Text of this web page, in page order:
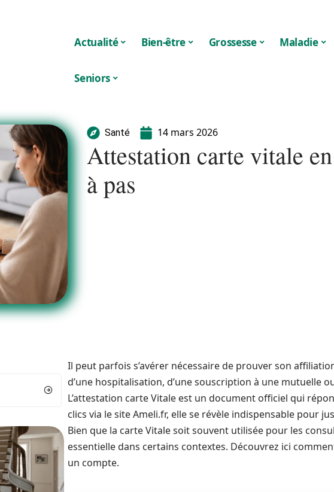
Actualité Bien-être Grossesse Maladie
Seniors
Santé 14 mars 2026
Attestation carte vitale
à pas
Il peut parfois s’avérer nécessaire de prouver son
d’une hospitalisation, d’une souscription à une mutuelle
L’attestation carte Vitale est un document officiel qui
clics via le site Ameli.fr, elle se révèle indispensable pour
Bien que la carte Vitale soit souvent utilisée pour les
essentielle dans certains contextes. Découvrez ici
un compte.